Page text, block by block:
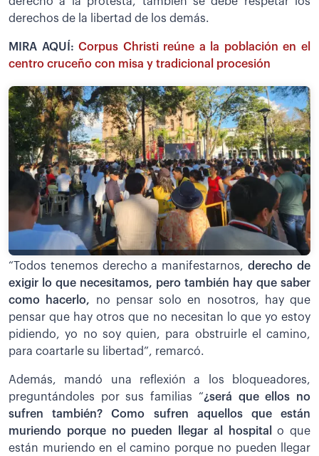
derechos de la libertad de los demás.
MIRA AQUÍ:Corpus Christi reúne a la población en el
centro cruceño con misa y tradicional procesión
“Todos tenemos derecho a manifestarnos,derecho de
exigir lo que necesitamos, pero también hay que saber
como hacerlo, no pensar solo en nosotros, hay que
pensar que hay otros que no necesitan lo que yo estoy
pidiendo, yo no soy quien, para obstruirle el camino,
para coartarle su libertad”, remarcó.
Además, mandó una reflexión a los bloqueadores,
preguntándoles por sus familias “¿será que ellos no
sufren también? Como sufren aquellos que están
muriendo porque no pueden llegar al hospital
o que
están muriendo en el camino porque no pueden llegar